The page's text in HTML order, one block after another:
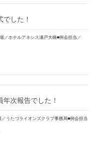
した！
／ホテルアネシス瀬戸大橋■例会担当／
次報告でした！
うたづライオンズクラブ事務局■例会担当